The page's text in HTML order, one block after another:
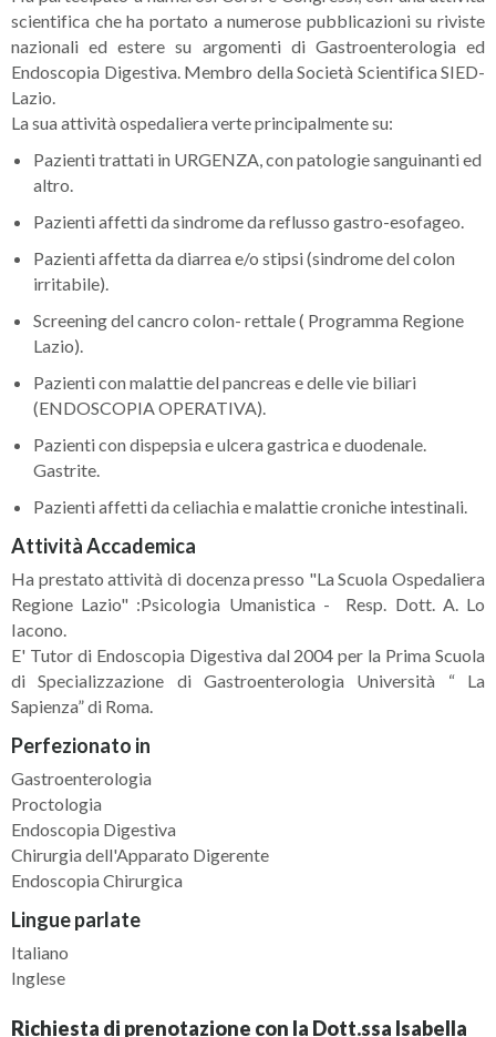
scientifica che ha portato a numerose pubblicazioni su riviste
nazionali ed estere su argomenti di Gastroenterologia ed
Endoscopia Digestiva. Membro della Società Scientifica SIED-
Lazio.
La sua attività ospedaliera verte principalmente su:
Pazienti trattati in URGENZA, con patologie sanguinanti ed
altro.
Pazienti affetti da sindrome da reflusso gastro-esofageo.
Pazienti affetta da diarrea e/o stipsi (sindrome del colon
irritabile).
Screening del cancro colon- rettale ( Programma Regione
Lazio).
Pazienti con malattie del pancreas e delle vie biliari
(ENDOSCOPIA OPERATIVA).
Pazienti con dispepsia e ulcera gastrica e duodenale.
Gastrite.
Pazienti affetti da celiachia e malattie croniche intestinali.
Attività Accademica
Ha prestato attività di docenza presso "La Scuola Ospedaliera
Regione Lazio" :Psicologia Umanistica - Resp. Dott. A. Lo
Iacono.
E' Tutor di Endoscopia Digestiva dal 2004 per la Prima Scuola
di Specializzazione di Gastroenterologia Università “ La
Sapienza” di Roma.
Perfezionato in
Gastroenterologia
Proctologia
Endoscopia Digestiva
Chirurgia dell'Apparato Digerente
Endoscopia Chirurgica
Lingue parlate
Italiano
Inglese
Richiesta di prenotazione con la Dott.ssa Isabella